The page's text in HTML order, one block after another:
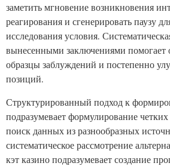
заметить мгновение возникновения
реагирования и сгенерировать паузу
исследования условия.
вынесенными заключениями помогает
образцы заблуждений и постепенно
позиций.
Структурированный подход к
подразумевает формулирование
поиск данных из разнообразных
систематическое рассмотрение
кэт казино подразумевает создание